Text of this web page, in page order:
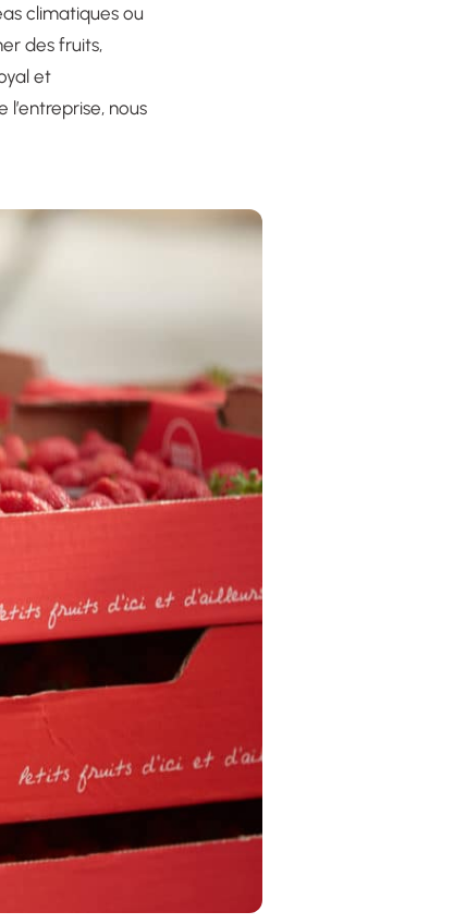
climatiques ou
des fruits,
et
nous